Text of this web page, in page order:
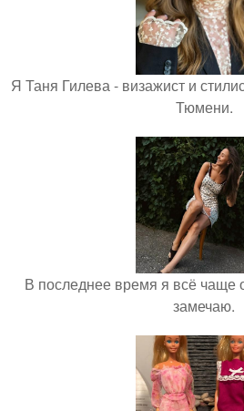
Я Таня Гилева - визажист и
Тюмени.
В последнее время я всё чаще
замечаю.